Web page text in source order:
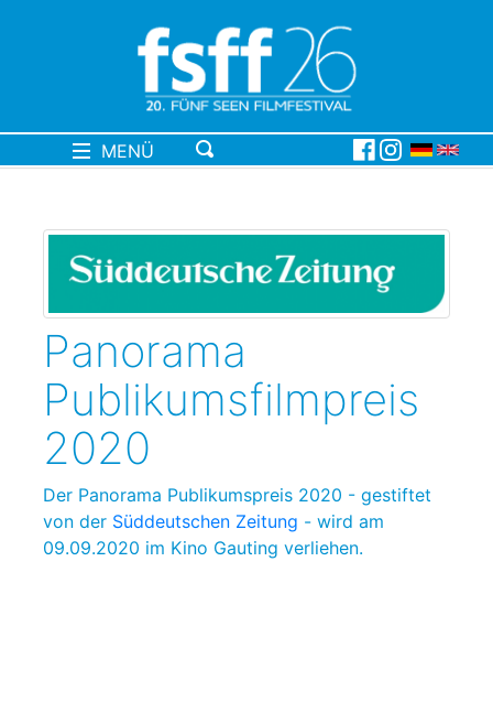
MENÜ
Panorama
Publikumsfilmpreis
2020
Der Panorama Publikumspreis 2020 - gestiftet
von der Süddeutschen Zeitung - wird am
09.09.2020 im Kino Gauting verliehen.